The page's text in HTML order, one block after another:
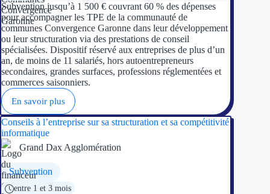
Subvention jusqu’à 1 500 € couvrant 60 % des dépenses
pour accompagner les TPE de la communauté de
communes Convergence Garonne dans leur développement
ou leur structuration via des prestations de conseil
spécialisées. Dispositif réservé aux entreprises de plus d’un
an, de moins de 11 salariés, hors autoentrepreneurs
secondaires, grandes surfaces, professions réglementées et
commerces saisonniers.
En savoir plus
Conseils à l’entreprise sur sa structuration et sa compétitivité
informatique
Grand Dax Agglomération
Subvention
entre 1 et 3 mois